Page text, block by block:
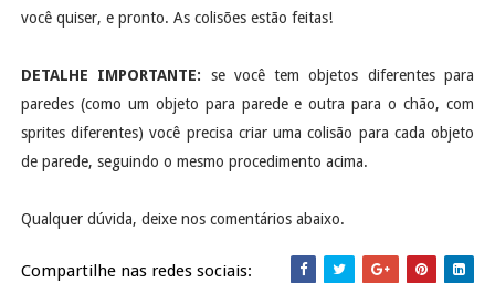
você quiser, e pronto. As colisões estão feitas!
DETALHE IMPORTANTE: se você tem objetos diferentes para
paredes (como um objeto para parede e outra para o chão, com
sprites diferentes) você precisa criar uma colisão para cada objeto
de parede, seguindo o mesmo procedimento acima.
Qualquer dúvida, deixe nos comentários abaixo.
Compartilhe nas redes sociais: